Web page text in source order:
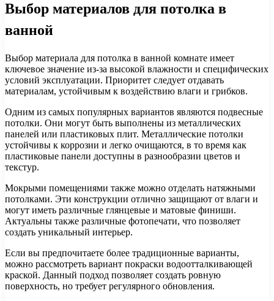
Выбор материалов для потолка в
ванной
Выбор материала для потолка в ванной комнате имеет
ключевое значение из-за высокой влажности и специфических
условий эксплуатации. Приоритет следует отдавать
материалам, устойчивым к воздействию влаги и грибков.
Одним из самых популярных вариантов являются подвесные
потолки. Они могут быть выполнены из металлических
панелей или пластиковых плит. Металлические потолки
устойчивы к коррозии и легко очищаются, в то время как
пластиковые панели доступны в разнообразии цветов и
текстур.
Мокрыми помещениями также можно отделать натяжными
потолками. Эти конструкции отлично защищают от влаги и
могут иметь различные глянцевые и матовые финиши.
Актуальны также различные фотопечати, что позволяет
создать уникальный интерьер.
Если вы предпочитаете более традиционные варианты,
можно рассмотреть вариант покраски водоотталкивающей
краской. Данный подход позволяет создать ровную
поверхность, но требует регулярного обновления.